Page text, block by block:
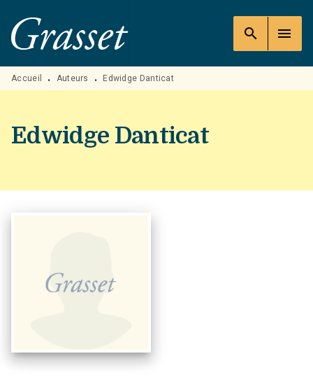
MENU RECHERCHE
PIED DE PAGE
search menu
Accueil • Auteurs • Edwidge Danticat
Edwidge Danticat